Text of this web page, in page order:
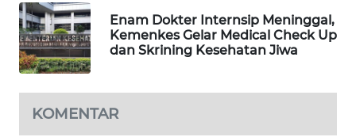
Enam Dokter Internsip Meninggal,
Kemenkes Gelar Medical Check Up
dan Skrining Kesehatan Jiwa
KOMENTAR
WAHANA
TRAVEL
WAHANA
TV